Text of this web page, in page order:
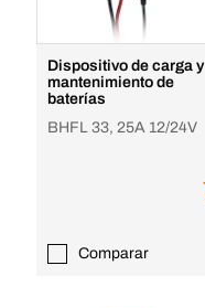
Dispositivo de carga y
mantenimiento de
baterías
BHFL 33, 25A 12/24V
Comparar